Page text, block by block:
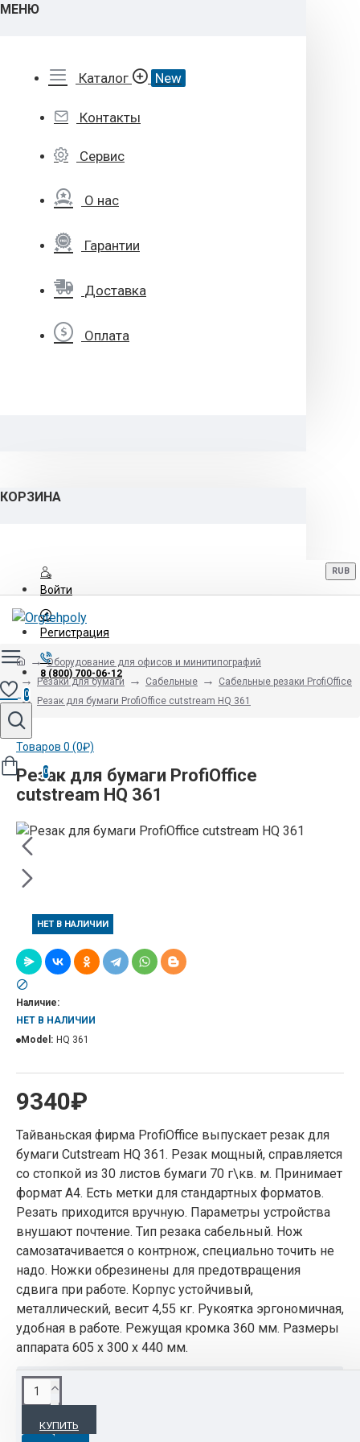
МЕНЮ
Каталог New
Контакты
Сервис
О нас
Гарантии
Доставка
Оплата
КОРЗИНА
Войти
Регистрация
8 (800) 700-06-12
RUB
0
Товаров 0 (0₽)
0
Оборудование для офисов и минитипографий
Резаки для бумаги
Сабельные
Сабельные резаки ProfiOffice
Резак для бумаги ProfiOffice cutstream HQ 361
Резак для бумаги ProfiOffice
cutstream HQ 361
НЕТ В НАЛИЧИИ
9340₽
Наличие:
НЕТ В НАЛИЧИИ
Model: HQ 361
Тайваньская фирма ProfiOffice выпускает резак для
бумаги Cutstream HQ 361. Резак мощный, справляется
со стопкой из 30 листов бумаги 70 г\кв. м. Принимает
формат А4. Есть метки для стандартных форматов.
Резать приходится вручную. Параметры устройства
внушают почтение. Тип резака сабельный. Нож
самозатачивается о контрнож, специально точить не
надо. Ножки обрезинены для предотвращения
сдвига при работе. Корпус устойчивый,
металлический, весит 4,55 кг. Рукоятка эргономичная,
удобная в работе. Режущая кромка 360 мм. Размеры
аппарата 605 х 300 х 440 мм.
КУПИТЬ
ХАРАКТЕРИСТИКИ
Комплектация